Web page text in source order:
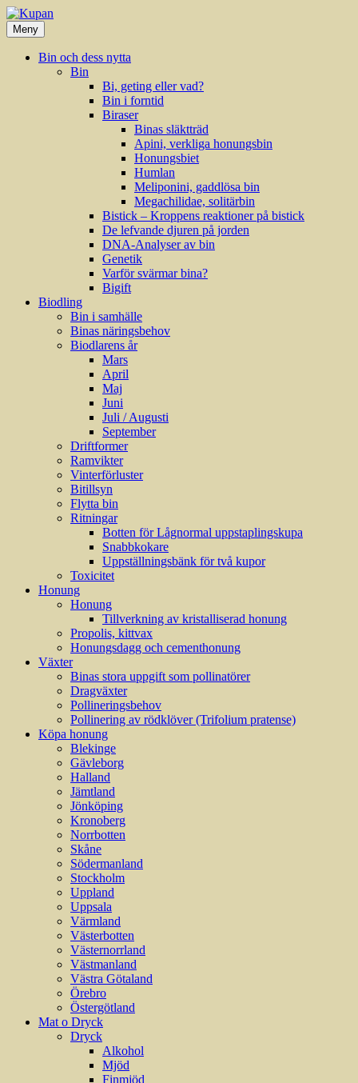
Hoppa
till
innehåll
Meny
Bin och dess nytta
Bin
Bi, geting eller vad?
Bin i forntid
Biraser
Binas släktträd
Apini, verkliga honungsbin
Honungsbiet
Humlan
Meliponini, gaddlösa bin
Megachilidae, solitärbin
Bistick – Kroppens reaktioner på bistick
De lefvande djuren på jorden
DNA-Analyser av bin
Genetik
Varför svärmar bina?
Bigift
Biodling
Bin i samhälle
Binas näringsbehov
Biodlarens år
Mars
April
Maj
Juni
Juli / Augusti
September
Driftformer
Ramvikter
Vinterförluster
Bitillsyn
Flytta bin
Ritningar
Botten för Lågnormal uppstaplingskupa
Snabbkokare
Uppställningsbänk för två kupor
Toxicitet
Honung
Honung
Tillverkning av kristalliserad honung
Propolis, kittvax
Honungsdagg och cementhonung
Växter
Binas stora uppgift som pollinatörer
Dragväxter
Pollineringsbehov
Pollinering av rödklöver (Trifolium pratense)
Köpa honung
Blekinge
Gävleborg
Halland
Jämtland
Jönköping
Kronoberg
Norrbotten
Skåne
Södermanland
Stockholm
Uppland
Uppsala
Värmland
Västerbotten
Västernorrland
Västmanland
Västra Götaland
Örebro
Östergötland
Mat o Dryck
Dryck
Alkohol
Mjöd
Finmjöd